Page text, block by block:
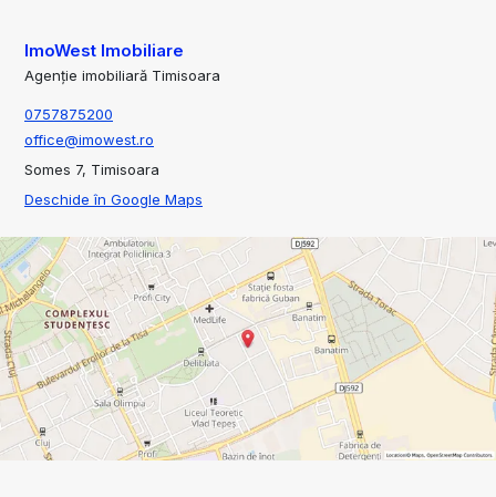
ImoWest Imobiliare
Agenție imobiliară Timisoara
0757875200
office@imowest.ro
Somes 7, Timisoara
Deschide în Google Maps